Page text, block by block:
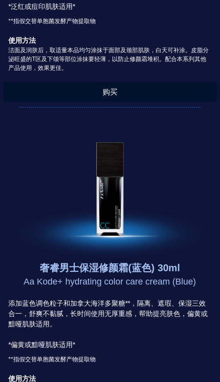
*泛红或痘印肌肤适用*
**指假交替单胞菌发酵产物提取物
使用方法
洁面及润肤后，取适量本品均匀涂抹于面部及颈部肌肤，白天可补涂。皮脂分
泌旺盛的T区及下颌等部位涂抹要轻薄，以防止修颜霜堆积。配合本系列其他
产品使用，效果更佳。
购买
奢睿男士保湿修颜霜(蓝色) 30ml
Aa Kode+ hydrating color care cream (Blue)
添加蓝色调色粒子和加拿大海洋多聚糖**，隔离、遮瑕、保湿三效
合一，舒爽不黏腻，长时间使用无厚重感，帮助提亮肤色，偏黄或
黯哑肌肤适用。
*偏黄或黯哑肌肤适用*
**指假交替单胞菌发酵产物提取物
使用方法